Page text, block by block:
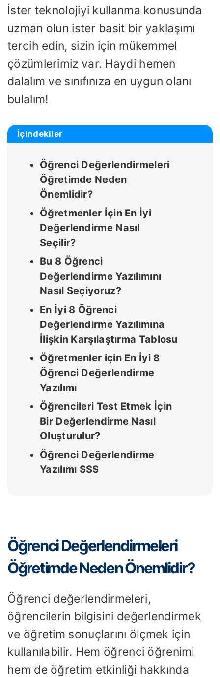
İster teknolojiyi kullanma konusunda
uzman olun ister basit bir yaklaşımı
tercih edin, sizin için mükemmel
çözümlerimiz var. Haydi hemen
dalalım ve sınıfınıza en uygun olanı
bulalım!
İçindekiler
Öğrenci Değerlendirmeleri
Öğretimde Neden
Önemlidir?
Öğretmenler İçin En İyi
Değerlendirme Nasıl
Seçilir?
Bu 8 Öğrenci
Değerlendirme Yazılımını
Nasıl Seçiyoruz?
En İyi 8 Öğrenci
Değerlendirme Yazılımına
İlişkin Karşılaştırma Tablosu
Öğretmenler için En İyi 8
Öğrenci Değerlendirme
Yazılımı
Öğrencileri Test Etmek İçin
Bir Değerlendirme Nasıl
Oluşturulur?
Öğrenci Değerlendirme
Yazılımı SSS
Öğrenci Değerlendirmeleri
Öğretimde Neden Önemlidir?
Öğrenci değerlendirmeleri,
öğrencilerin bilgisini değerlendirmek
ve öğretim sonuçlarını ölçmek için
kullanılabilir. Hem öğrenci öğrenimi
hem de öğretim etkinliği hakkında